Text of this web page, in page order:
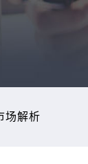
场解析